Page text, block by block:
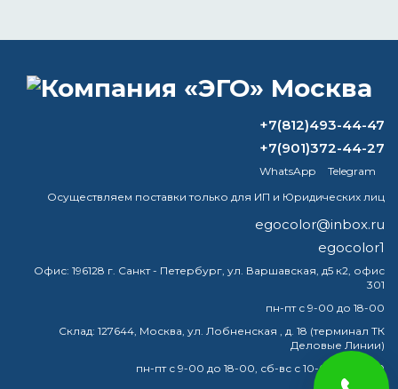
ВОПРОС-ОТВЕТ
Для чего используется растворитель
Эмаль — это то же самое, что и олово?
Что дает добавление отвердителя в
+7(812)493-44-47
+7(901)372-44-27
WhatsApp
Telegram
Осуществляем поставки только для ИП и Юридических лиц
egocolor@inbox.ru
egocolor1
Офис: 196128 г. Санкт - Петербург, ул. Варшавская, д5 к2, офис
301
пн-пт с 9-00 до 18-00
Склад: 127644, Москва, ул. Лобненская , д. 18 (терминал ТК
Деловые Линии)
пн-пт с 9-00 до 18-00, сб-вс с 10-00 до 16-00